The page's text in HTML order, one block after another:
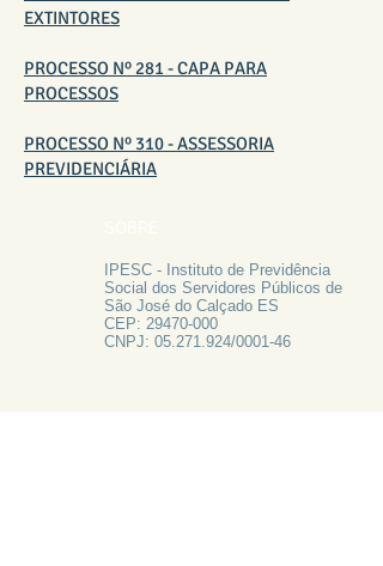
EXTINTORES
PROCESSO Nº 281 - CAPA PARA
PROCESSOS
PROCESSO Nº 310 - ASSESSORIA
PREVIDENCIÁRIA
IPESC - Instituto de Previdência
Social dos Servidores Públicos de
São José do Calçado ES
CEP: 29470-000
CNPJ: 05.271.924/0001-46